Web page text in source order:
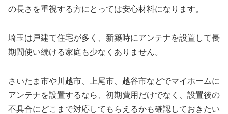
の長さを重視する方にとっては安心材料になります。
埼玉は戸建て住宅が多く、新築時にアンテナを設置して長
期間使い続ける家庭も少なくありません。
さいたま市や川越市、上尾市、越谷市などでマイホームに
アンテナを設置するなら、初期費用だけでなく、設置後の
不具合にどこまで対応してもらえるかも確認しておきたい